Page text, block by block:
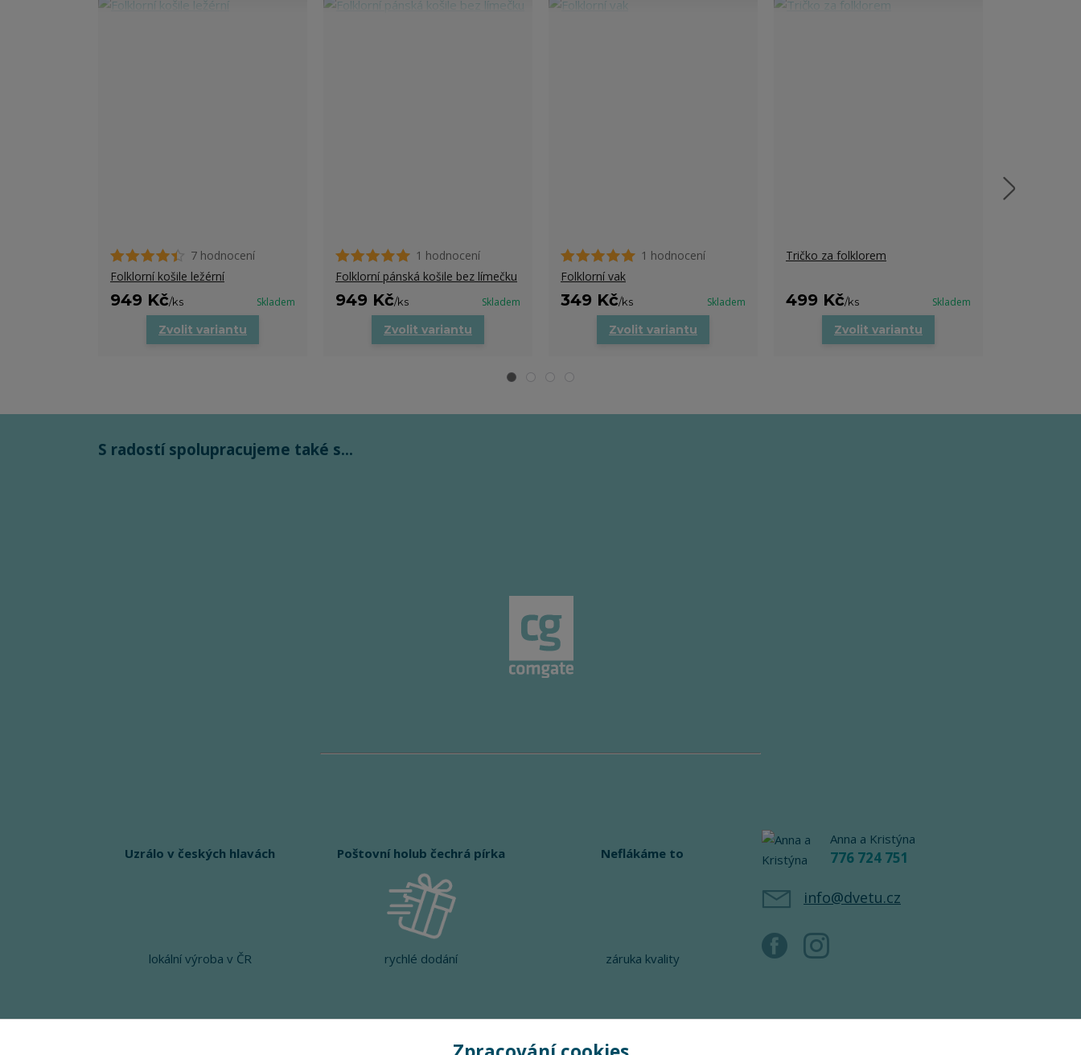
7 hodnocení
Folklorní košile ležérní
949 Kč/ks Skladem
Zvolit variantu
1 hodnocení
Folklorní pánská košile bez límečku
949 Kč/ks Skladem
Zvolit variantu
1 hodnocení
Folklorní vak
349 Kč/ks Skladem
Zvolit variantu
Tričko za folklorem
499 Kč/ks Skladem
Zvolit variantu
S radostí spolupracujeme také s...
Uzrálo v českých hlavách
lokální výroba v ČR
Poštovní holub čechrá pírka
rychlé dodání
Neflákáme to
záruka kvality
Anna a Kristýna
776 724 751
info@dvetu.cz